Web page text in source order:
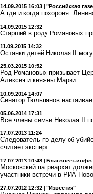
14.09.2015 16:03 "Российская
А где и когда похоронят
14.09.2015 12:32
Старший в роду Романовых
11.09.2015 14:32
Останки детей Николая II
25.03.2015 10:52
Род Романовых призывает
Алексея и княжны Марии
10.09.2014 14:07
Сенатор Тюльпанов
05.06.2014 17:31
Все члены семьи Николая II
17.07.2013 11:24
Следователь по делу об
считает эксперт
17.07.2013 10:48 | Благовест-инфо
Московский патриархат
участники встречи в РИА
27.07.2012 12:32 | "Известия"